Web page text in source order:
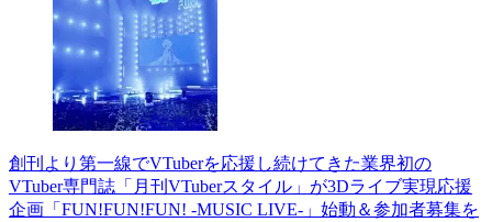
創刊より第一線でVTuberを応援し続けてきた業界初の
VTuber専門誌「月刊VTuberスタイル」が3Dライブ実現応援
企画「FUN!FUN!FUN! -MUSIC LIVE-」始動＆参加者募集を